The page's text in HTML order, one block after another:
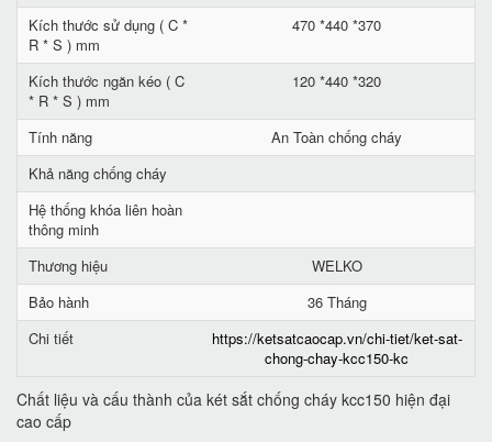
Kích thước sử dụng ( C *
R * S ) mm
470 *440 *370
Kích thước ngăn kéo ( C
* R * S ) mm
120 *440 *320
Tính năng
An Toàn chống cháy
Khả năng chống cháy
Hệ thống khóa liên hoàn
thông minh
Thương hiệu
WELKO
Bảo hành
36 Tháng
Chi tiết
https://ketsatcaocap.vn/chi-tiet/ket-sat-
chong-chay-kcc150-kc
Chất liệu và cấu thành của két sắt chống cháy kcc150 hiện đại
cao cấp